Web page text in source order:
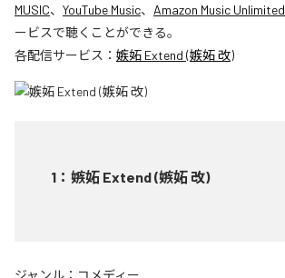
MUSIC、 YouTube Music、 Amazon Music Unlimited
ービスで聴くことができる。
各配信サービス： 嫉妬 Extend (嫉妬 改)
1 ： 嫉妬 Extend (嫉妬 改)
ジャンル： コメディー